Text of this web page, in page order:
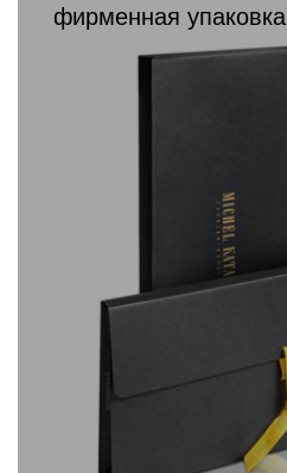
фирменная упаковка